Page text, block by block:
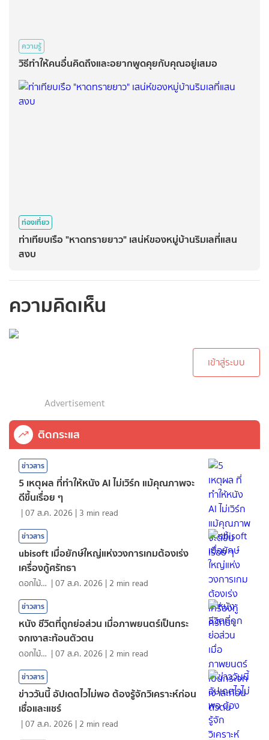
ความรู้
วิธีทำให้คนอื่นคิดถึงและอยากพูดคุยกับคุณอยู่เสมอ
ท่องเที่ยว
ท่าเทียบเรือ "หาดทรายยาว" เสน่ห์ของหมู่บ้านริมเลที่แสน
สงบ
ความคิดเห็น
เข้าสู่ระบบ
Advertisement
ติดกระแส
ข่าวสาร
5 เหตุผล ที่ทำให้หนัง AI ไม่เวิร์ก แม้คุณภาพจะ
ดีขึ้นเรื่อย ๆ
|07 ส.ค. 2026 | 3 min read
ข่าวสาร
ubisoft เมื่อยักษ์ใหญ่แห่งวงการเกมต้องเร่ง
เครื่องกู้ศรัทธา
ดอกไม้กับสายน้ำ |07 ส.ค. 2026 | 2 min read
ข่าวสาร
หนัง ชีวิตที่ถูกย่อส่วน เมื่อภาพยนตร์เป็นกระ
จกเงาสะท้อนตัวตน
ดอกไม้กับสายน้ำ |07 ส.ค. 2026 | 2 min read
ข่าวสาร
ข่าววันนี้ อัปเดตไวไม่พอ ต้องรู้จักวิเคราะห์ก่อน
เชื่อและแชร์
|07 ส.ค. 2026 | 2 min read